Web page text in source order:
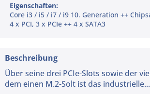
Eigenschaften:
Core i3 / i5 / i7 / i9 10. Generation ++
4 x PCI, 3 x PCIe ++ 4 x SATA3
Beschreibung
Über seine drei PCIe-Slots sowie der
dem einen M.2-Solt ist das industrielle...